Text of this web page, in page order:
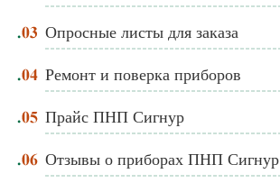
Опросные листы для заказа
Ремонт и поверка приборов
Прайс ПНП Сигнур
Отзывы о приборах ПНП Сигнур